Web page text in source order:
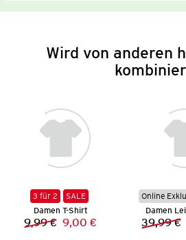
Wird von anderen
3 für 2
SALE
Damen T-Shirt
Vorheriger Preis:
9,99 € Neuer Preis:
9,00 €
Online
Damen
39,99 €